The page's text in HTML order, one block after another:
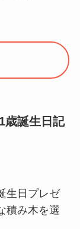
歳誕生日記
生日プレゼ
積み木を選